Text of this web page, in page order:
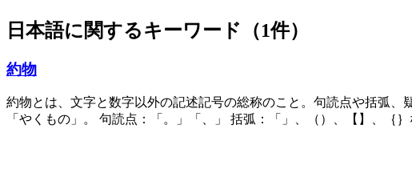
日本語に関するキーワード（1件）
約物
約物とは、文字と数字以外の記述記号の総称のこと。句読点や括弧
「やくもの」。 句読点：「。」「、」 括弧：「」、（）、【】、